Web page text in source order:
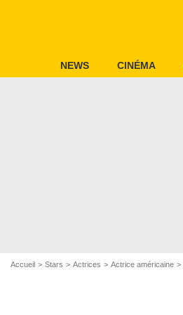
NEWS CINÉMA
Accueil Stars Actrices Actrice américaine